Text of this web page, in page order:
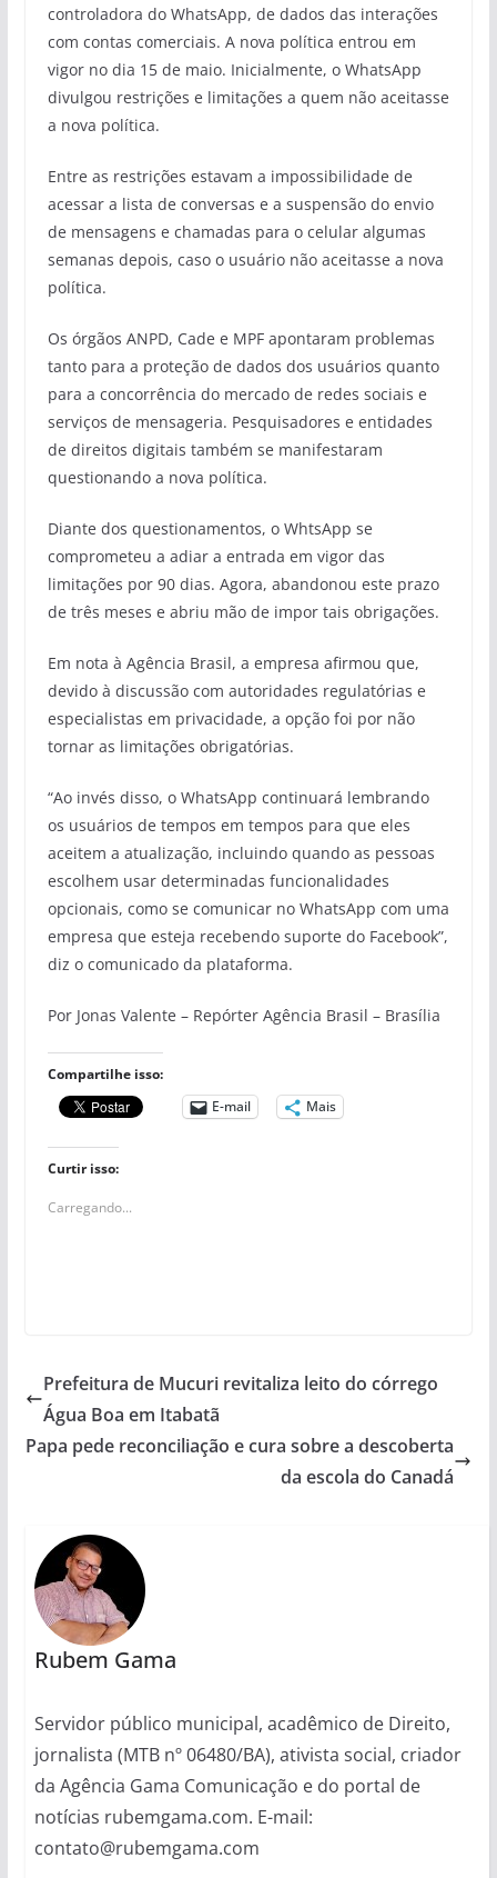
controladora do WhatsApp, de dados das interações
com contas comerciais. A nova política entrou em
vigor no dia 15 de maio. Inicialmente, o WhatsApp
divulgou restrições e limitações a quem não aceitasse
a nova política.
Entre as restrições estavam a impossibilidade de
acessar a lista de conversas e a suspensão do envio
de mensagens e chamadas para o celular algumas
semanas depois, caso o usuário não aceitasse a nova
política.
Os órgãos ANPD, Cade e MPF apontaram problemas
tanto para a proteção de dados dos usuários quanto
para a concorrência do mercado de redes sociais e
serviços de mensageria. Pesquisadores e entidades
de direitos digitais também se manifestaram
questionando a nova política.
Diante dos questionamentos, o WhtsApp se
comprometeu a adiar a entrada em vigor das
limitações por 90 dias. Agora, abandonou este prazo
de três meses e abriu mão de impor tais obrigações.
Em nota à Agência Brasil, a empresa afirmou que,
devido à discussão com autoridades regulatórias e
especialistas em privacidade, a opção foi por não
tornar as limitações obrigatórias.
“Ao invés disso, o WhatsApp continuará lembrando
os usuários de tempos em tempos para que eles
aceitem a atualização, incluindo quando as pessoas
escolhem usar determinadas funcionalidades
opcionais, como se comunicar no WhatsApp com uma
empresa que esteja recebendo suporte do Facebook”,
diz o comunicado da plataforma.
Por Jonas Valente – Repórter Agência Brasil – Brasília
Compartilhe isso:
E-mail
Mais
Curtir isso:
Carregando...
Prefeitura de Mucuri revitaliza leito do córrego
Água Boa em Itabatã
Papa pede reconciliação e cura sobre a descoberta
da escola do Canadá
Rubem Gama
Servidor público municipal, acadêmico de Direito,
jornalista (MTB nº 06480/BA), ativista social, criador
da Agência Gama Comunicação e do portal de
notícias rubemgama.com. E-mail:
contato@rubemgama.com